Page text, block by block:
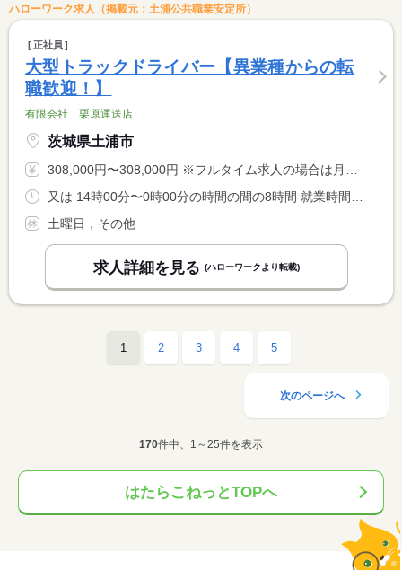
ハローワーク求人（掲載元：土浦公共職業安定所）
正社員
大型トラックドライバー【異業種からの転
職歓迎！】
有限会社 栗原運送店
茨城県土浦市
308,000円〜308,000円 ※フルタイム求人の場合は月額（換算額）、パート求人の場合は時間額を表示しています。
又は 14時00分〜0時00分の時間の間の8時間 就業時間に関する特記事項 就業時間は相談のうえ決定します。
土曜日，その他
求人詳細を見る (ハローワークより転載)
1 2 3 4 5
次のページへ
170件中、1～25件を表示
はたらこねっとTOPへ